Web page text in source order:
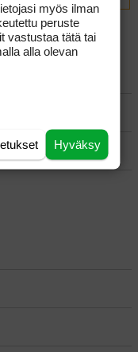
DRAIVIT?
myös ilman
peruste
vastustaa tätä tai
alla olevan
Hyväksy